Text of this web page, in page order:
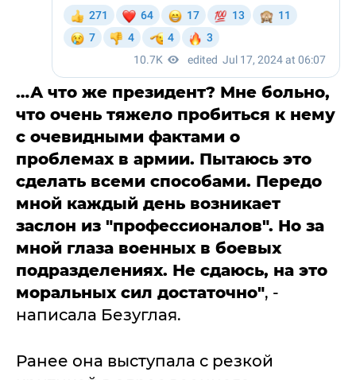
…А что же президент? Мне больно,
что очень тяжело пробиться к нему
с очевидными фактами о
проблемах в армии. Пытаюсь это
сделать всеми способами. Передо
мной каждый день возникает
заслон из "профессионалов". Но за
мной глаза военных в боевых
подразделениях. Не сдаюсь, на это
моральных сил достаточно", -
написала Безуглая.
Ранее она выступала с резкой